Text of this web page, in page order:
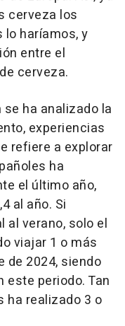
cerveza los
haríamos, y
entre el
cerveza.
se ha analizado la
experiencias
refiere a explorar
ha
el último año,
al año. Si
al verano, solo el
viajar 1 o más
de 2024, siendo
este periodo. Tan
ha realizado 3 o